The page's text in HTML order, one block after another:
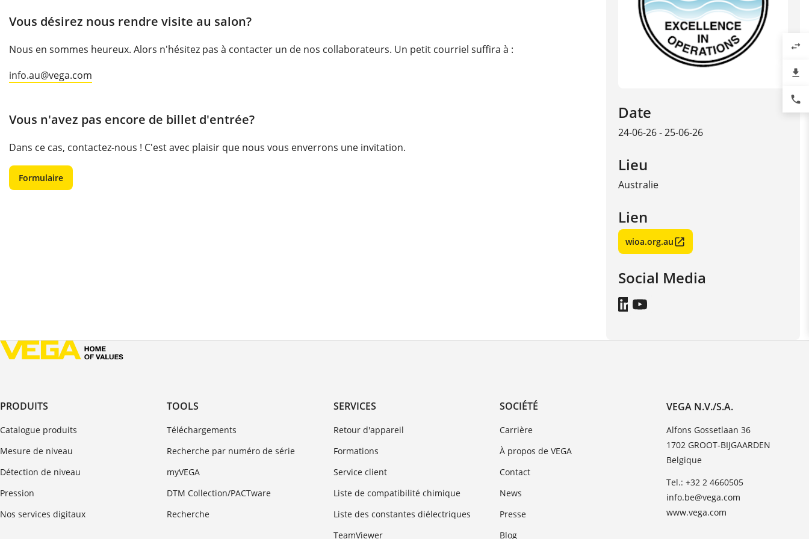
Vous désirez nous rendre visite au salon?
Nous en sommes heureux. Alors n'hésitez pas à contacter un de nos collaborateurs. Un petit courriel suffira à :
info.au@vega.com
Vous n'avez pas encore de billet d'entrée?
Dans ce cas, contactez-nous ! C'est avec plaisir que nous vous enverrons une invitation.
Formulaire
Date
24-06-26 - 25-06-26
Lieu
Australie
Lien
wioa.org.au
Social Media
PRODUITS
Catalogue produits
Mesure de niveau
Détection de niveau
Pression
Nos services digitaux
TOOLS
Téléchargements
Recherche par numéro de série
myVEGA
DTM Collection/PACTware
Recherche
SERVICES
Retour d'appareil
Formations
Service client
Liste de compatibilité chimique
Liste des constantes diélectriques
TeamViewer
SOCIÉTÉ
Carrière
À propos de VEGA
Contact
News
Presse
Blog
VEGA N.V./S.A.
Alfons Gossetlaan 36
1702 GROOT-BIJGAARDEN
Belgique
Tel.: +32 2 4660505
info.be@vega.com
www.vega.com
swap_horiz
file_download
phone